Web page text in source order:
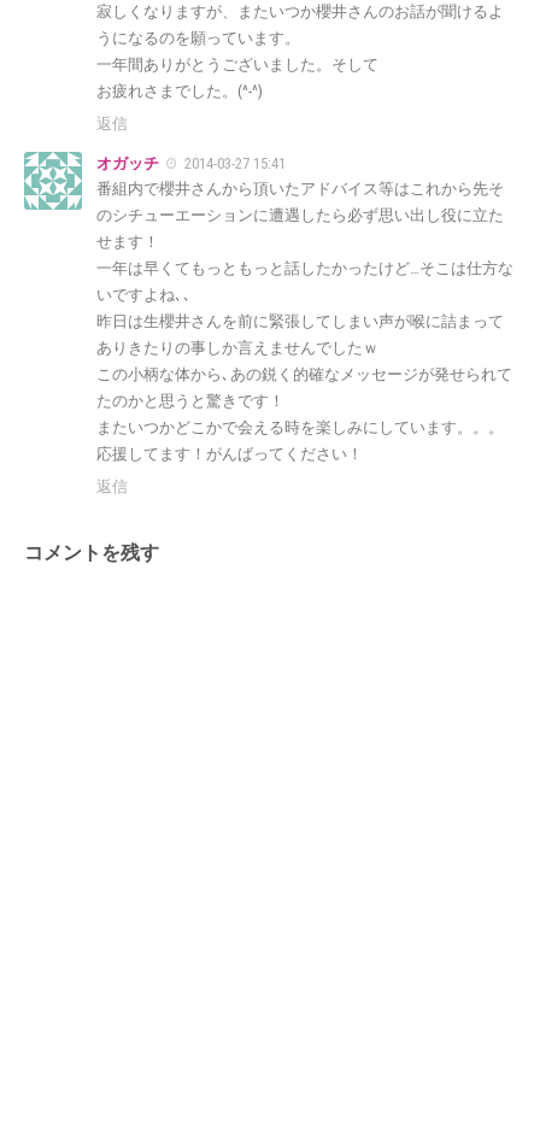
寂しくなりますが、またいつか櫻井さんのお話が聞けるよ
うになるのを願っています。
一年間ありがとうございました。そして
お疲れさまでした。(^-^)
返信
オガッチ
2014-03-27 15:41
番組内で櫻井さんから頂いたアドバイス等はこれから先そ
のシチューエーションに遭遇したら必ず思い出し役に立た
せます！
一年は早くてもっともっと話したかったけど…そこは仕方な
いですよね､､
昨日は生櫻井さんを前に緊張してしまい声が喉に詰まって
ありきたりの事しか言えませんでしたｗ
この小柄な体から､あの鋭く的確なメッセージが発せられて
たのかと思うと驚きです！
またいつかどこかで会える時を楽しみにしています。。。
応援してます！がんばってください！
返信
コメントを残す